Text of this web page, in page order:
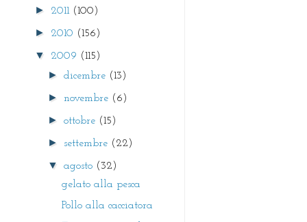
► 2011 (100)
► 2010 (156)
▼ 2009 (115)
►dicembre (13)
► novembre (6)
►ottobre (15)
► settembre (22)
▼agosto (32)
gelato alla pesca
Pollo alla cacciatora